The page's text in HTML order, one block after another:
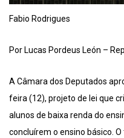
Fabio Rodrigues
Por Lucas Pordeus León –
A Câmara dos Deputados
feira (12), projeto de lei que
alunos de baixa renda do
concluírem o ensino básico.